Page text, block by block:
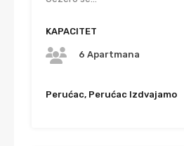
KAPACITET
6 Apartmana
Perućac, Perućac Izdvajamo